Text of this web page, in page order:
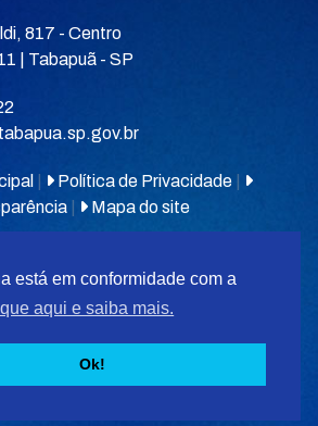
está em conformidade com a
aqui e saiba mais.
Ok!
817 - Centro
| Tabapuã - SP
Política de Privacidade
Mapa do site